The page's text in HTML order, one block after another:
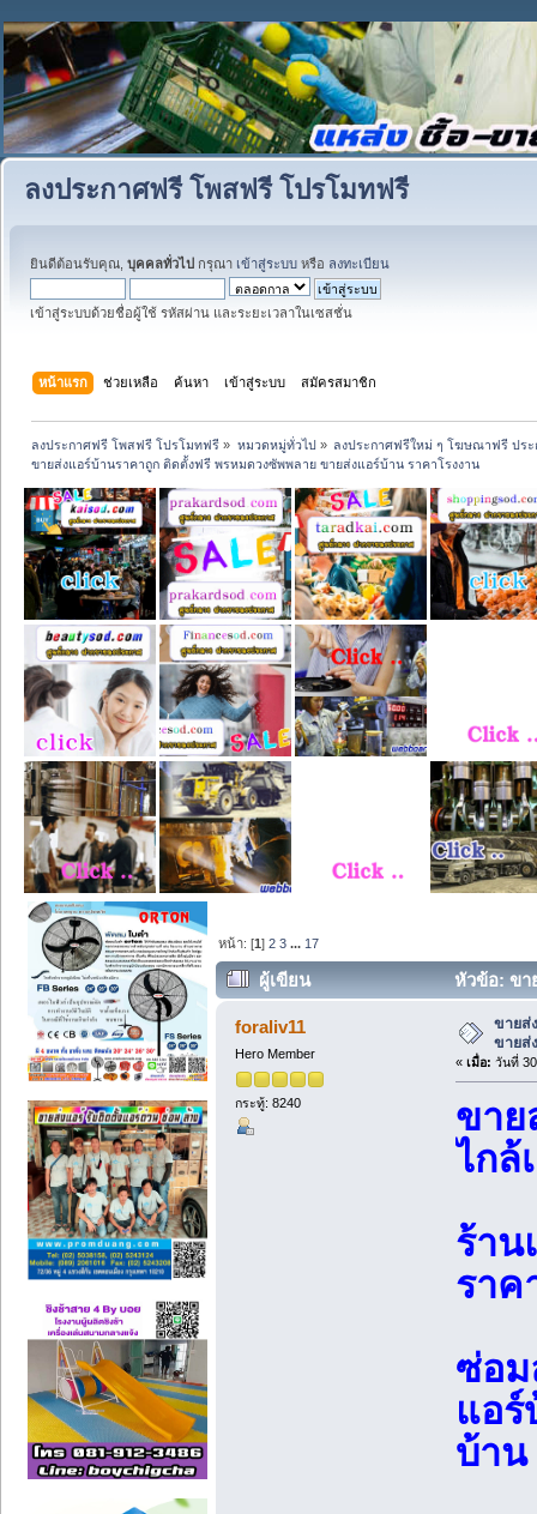
ลงประกาศฟรี โพสฟรี โปรโมทฟรี
ยินดีต้อนรับคุณ, บุคคลทั่วไป กรุณา เข้าสู่ระบบ หรือ ลงทะเบียน
เข้าสู่ระบบด้วยชื่อผู้ใช้ รหัสผ่าน และระยะเวลาในเซสชั่น
หน้าแรก ช่วยเหลือ ค้นหา เข้าสู่ระบบ สมัครสมาชิก
ลงประกาศฟรี โพสฟรี โปรโมทฟรี » หมวดหมู่ทั่วไป» ลงประกาศฟรีใหม่ ๆ โฆษณาฟรี ปร
ขายส่งแอร์บ้านราคาถูก ติดตั้งฟรี พรหมดวงซัพพลาย ขายส่งแอร์บ้าน ราคาโรงงาน
หน้า: [1]2 3 ... 17
ผู้เขียน
หัวข้อ: ขา
2663 ครั้ง)
foraliv11
Hero Member
กระทู้: 8240
ขายส่
ขายส่
« เมื่อ: วันที่
ขาย
ไกล้
ร้าน
ราค
ซ่อม
แอร์
บ้า